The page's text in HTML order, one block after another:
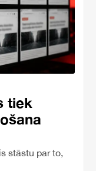
tiek
stāstu par to,